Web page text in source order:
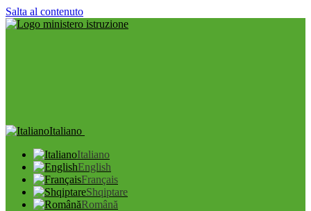
Salta al contenuto
Italiano
Italiano
English
Français
Shqiptare
Română